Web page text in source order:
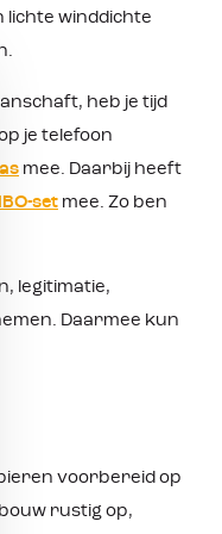
lichte winddichte
heb je tijd
je telefoon
mee. Daarbij heeft
set mee. Zo ben
legitimatie,
Daarmee kun
voorbereid op
rustig op,